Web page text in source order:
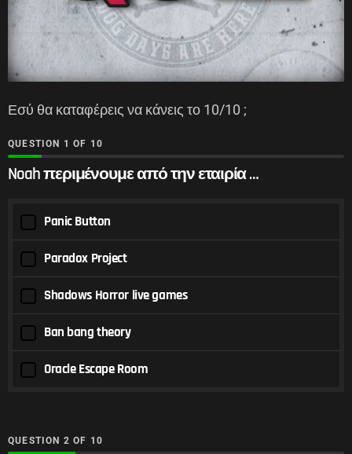
Εσύ θα καταφέρεις να κάνεις το 10/10 ;
QUESTION OF 10
Noah περιμένουμε από την εταιρία …
Panic Button
Paradox Project
Shadows Horror live games
Ban bang theory
Oracle Escape Room
QUESTION OF 10